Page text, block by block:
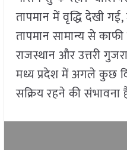
तापमान में वृद्धि देखी
तापमान सामान्य से
राजस्थान और उत्तरी
मध्य प्रदेश में अगले कुछ
सक्रिय रहने की संभावना